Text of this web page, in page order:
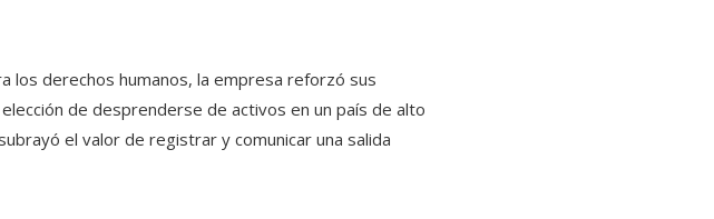
los derechos humanos, la empresa reforzó sus
de desprenderse de activos en un país de alto
el valor de registrar y comunicar una salida